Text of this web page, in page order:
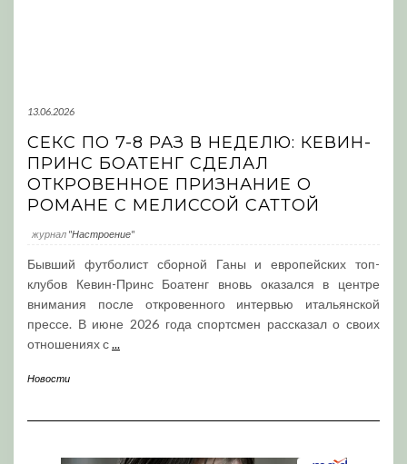
13.06.2026
СЕКС ПО 7-8 РАЗ В НЕДЕЛЮ: КЕВИН-
ПРИНС БОАТЕНГ СДЕЛАЛ
ОТКРОВЕННОЕ ПРИЗНАНИЕ О
РОМАНЕ С МЕЛИССОЙ САТТОЙ
журнал "Настроение"
Бывший футболист сборной Ганы и европейских топ-
клубов Кевин-Принс Боатенг вновь оказался в центре
внимания после откровенного интервью итальянской
прессе. В июне 2026 года спортсмен рассказал о своих
отношениях с...
Новости